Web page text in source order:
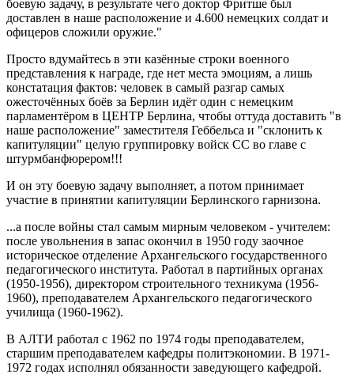
боевую задачу, в результате чего доктор Фритше был
доставлен в наше расположение и 4.600 немецких солдат и
офицеров сложили оружие."
Просто вдумайтесь в эти казённые строки военного
представления к награде, где нет места эмоциям, а лишь
констатация фактов: человек в самый разгар самых
ожесточённых боёв за Берлин идёт один с немецким
парламентёром в ЦЕНТР Берлина, чтобы оттуда доставить "в
наше расположение" заместителя Геббельса и "склонить к
капитуляции" целую группировку войск СС во главе с
штурмбанфюрером!!!
И он эту боевую задачу выполняет, а потом принимает
участие в принятии капитуляции Берлинского гарнизона.
...а после войны стал самым мирным человеком - учителем:
после увольнения в запас окончил в 1950 году заочное
историческое отделение Архангельского государственного
педагогического института. Работал в партийных органах
(1950-1956), директором строительного техникума (1956-
1960), преподавателем Архангельского педагогического
училища (1960-1962).
В АЛТИ работал с 1962 по 1974 годы преподавателем,
старшим преподавателем кафедры политэкономии. В 1971-
1972 годах исполнял обязанности заведующего кафедрой.